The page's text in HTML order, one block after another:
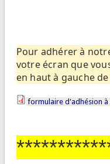
Pour adhérer à
votre écran que
en haut à gauche
formulaire d'adhésion à